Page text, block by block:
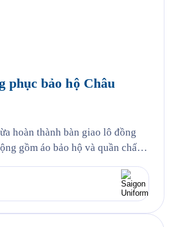
phục bảo hộ Châu
hoàn thành bàn giao lô đồng
gồm áo bảo hộ và quần chất
Thành Petro) — một trong
phân phối xăng dầu lớn tại khu